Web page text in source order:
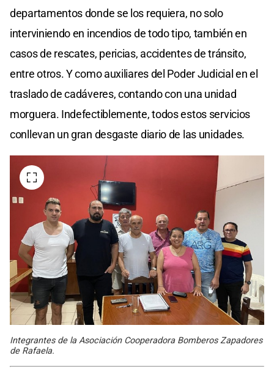
departamentos donde se los requiera, no solo
interviniendo en incendios de todo tipo, también en
casos de rescates, pericias, accidentes de tránsito,
entre otros. Y como auxiliares del Poder Judicial en el
traslado de cadáveres, contando con una unidad
morguera. Indefectiblemente, todos estos servicios
conllevan un gran desgaste diario de las unidades.
Integrantes de la Asociación Cooperadora Bomberos Zapadores
de Rafaela.